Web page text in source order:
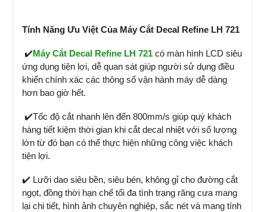
Tính Năng Ưu Việt Của Máy Cắt Decal Refine LH 721
✔️Máy Cắt Decal Refine LH 721 có màn hình LCD siêu
ứng dụng tiện lợi, dễ quan sát giúp người sử dụng điều
khiển chính xác các thông số vận hành máy dễ dàng
hơn bao giờ hết.
✔️Tốc độ cắt nhanh lên đến 800mm/s giúp quý khách
hàng tiết kiệm thời gian khi cắt decal nhiệt với số lượng
lớn từ đó bạn có thể thực hiện những công việc khách
tiện lợi.
✔️ Lưỡi dao siêu bền, siêu bén, không gỉ cho đường cắt
ngọt, đồng thời hạn chế tối đa tình trạng răng cưa mang
lại chi tiết, hình ảnh chuyên nghiệp, sắc nét và mang tính